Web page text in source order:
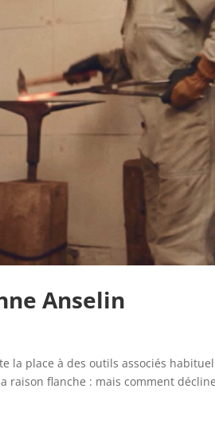
Anselin
la place à des outils associés
raison flanche : mais comment